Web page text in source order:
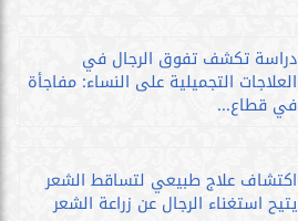
دراسة تكشف تفوق الرجال في
العلاجات التجميلية على النساء: مفاجأة
في قطاع...
اكتشاف علاج طبيعي لتساقط الشعر
يتيح استغناء الرجال عن زراعة الشعر